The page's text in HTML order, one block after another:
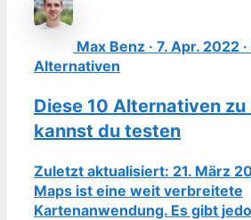
Max Benz · 7. Apr. 2022
Alternativen
Diese 10 Alternativen zu
kannst du testen
Zuletzt aktualisiert: 21. März
Maps ist eine weit verbreitete
Kartenanwendung. Es gibt